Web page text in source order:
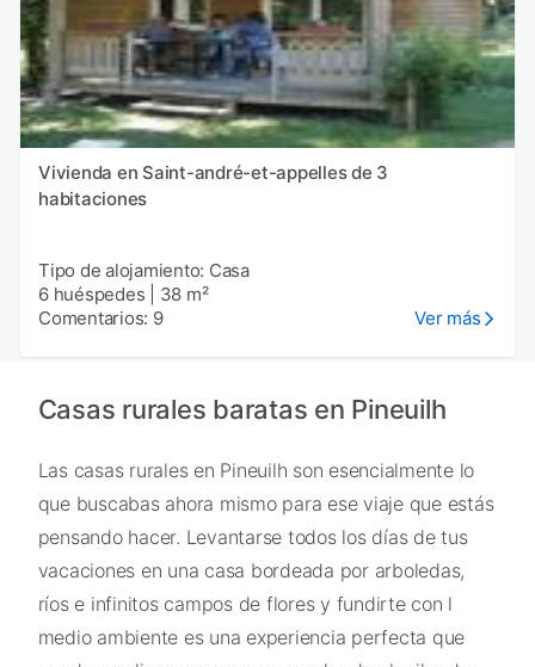
Vivienda en Saint-andré-et-appelles de 3
habitaciones
Tipo de alojamiento: Casa
6 huéspedes
38 m²
Comentarios: 9
Ver más
Casas rurales baratas en Pineuilh
Las casas rurales en Pineuilh son esencialmente lo
que buscabas ahora mismo para ese viaje que estás
pensando hacer. Levantarse todos los días de tus
vacaciones en una casa bordeada por arboledas,
ríos e infinitos campos de flores y fundirte con l
medio ambiente es una experiencia perfecta que